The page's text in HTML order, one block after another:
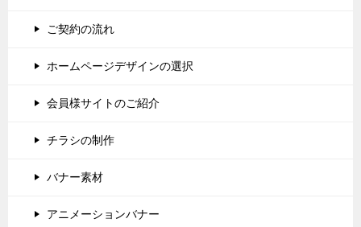
ご契約の流れ
ホームページデザインの選択
会員様サイトのご紹介
チラシの制作
バナー素材
アニメーションバナー